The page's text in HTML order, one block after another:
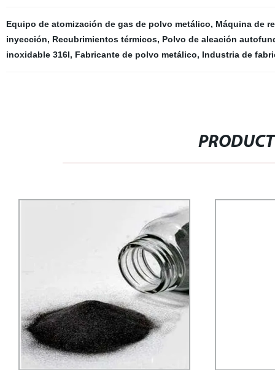
Equipo de atomización de gas de polvo metálico, Máquina de
inyección, Recubrimientos térmicos, Polvo de aleación
inoxidable 316l, Fabricante de polvo metálico, Industria de